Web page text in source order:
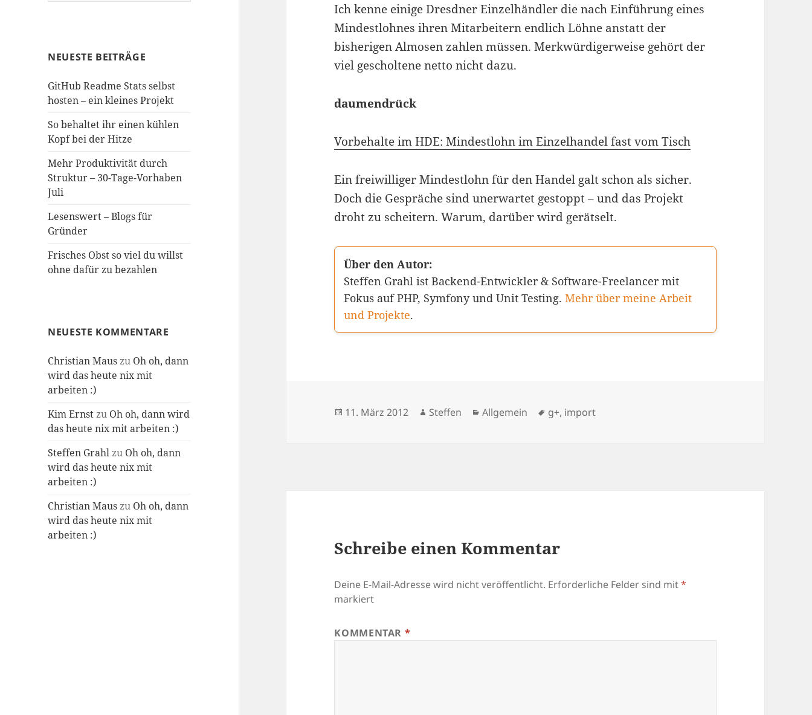
NEUESTE BEITRÄGE
GitHub Readme Stats selbst
hosten – ein kleines Projekt
So behaltet ihr einen kühlen
Kopf bei der Hitze
Mehr Produktivität durch
Struktur – 30-Tage-Vorhaben
Juli
Lesenswert – Blogs für
Gründer
Frisches Obst so viel du willst
ohne dafür zu bezahlen
NEUESTE KOMMENTARE
Christian Mauszu Oh oh, dann
wird das heute nix mit
arbeiten :)
Kim Ernstzu Oh oh, dann wird
das heute nix mit arbeiten :)
Steffen Grahlzu Oh oh, dann
wird das heute nix mit
arbeiten :)
Christian Mauszu Oh oh, dann
wird das heute nix mit
arbeiten :)
Ich kenne einige Dresdner Einzelhändler die nach Einführung eines
Mindestlohnes ihren Mitarbeitern endlich Löhne anstatt der
bisherigen Almosen zahlen müssen. Merkwürdigerweise gehört der
viel gescholtene netto nicht dazu.
daumendrück
Vorbehalte im HDE: Mindestlohn im Einzelhandel fast vom Tisch
Ein freiwilliger Mindestlohn für den Handel galt schon als sicher.
Doch die Gespräche sind unerwartet gestoppt – und das Projekt
droht zu scheitern. Warum, darüber wird gerätselt.
Über den Autor:
Steffen Grahl ist Backend-Entwickler & Software-Freelancer mit
Fokus auf PHP, Symfony und Unit Testing.Mehr über meine Arbeit
und Projekte.
Veröffentlicht
11. März 2012 Autor
Steffen Kategorien
Allgemein Schlagwörter
g+, import
Schreibe einen Kommentar
Deine E-Mail-Adresse wird nicht veröffentlicht. Erforderliche Felder sind mit*
markiert
KOMMENTAR *